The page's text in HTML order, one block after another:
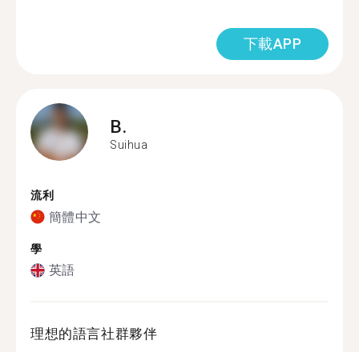
下載APP
B.
Suihua
流利
簡體中文
學
英語
理想的語言社群夥伴